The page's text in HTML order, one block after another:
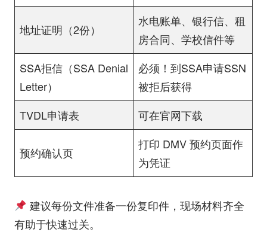
地址证明（2份）
水电账单、银行信、租
房合同、学校信件等
SSA拒信（SSA Denial
Letter）
必须！到SSA申请SSN
被拒后获得
TVDL申请表
可在官网下载
预约确认页
打印 DMV 预约页面作
为凭证
建议每份文件准备一份复印件，现场材料齐全
有助于快速过关。